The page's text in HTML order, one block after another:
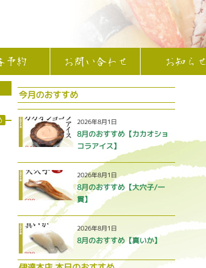
予約 お問い合わせ お知らせ
今月のおすすめ
2026年8月1日
8月のおすすめ【カカオショ
コラアイス】
2026年8月1日
8月のおすすめ【大穴子/一
貫】
2026年8月1日
8月のおすすめ【真いか】